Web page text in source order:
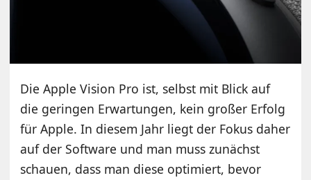
Die Apple Vision Pro ist, selbst mit Blick auf
die geringen Erwartungen, kein großer Erfolg
für Apple. In diesem Jahr liegt der Fokus daher
auf der Software und man muss zunächst
schauen, dass man diese optimiert, bevor